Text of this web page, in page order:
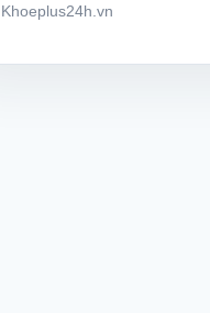
Khoeplus24h.vn